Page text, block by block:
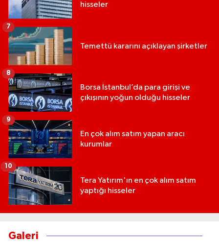
hisseler
Temettü kararını açıklayan şirketler
7
Borsa İstanbul’da para girişi ve
çıkışının yoğun olduğu hisseler
8
En çok alım satım yapan aracı
kurumlar
9
Tera Yatırım'ın en çok alım satım
yaptığı hisseler
10
Galeri